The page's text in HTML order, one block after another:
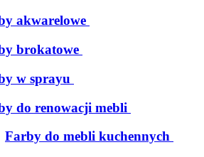
akwarelowe
brokatowe
w sprayu
do renowacji mebli
Farby do mebli kuchennych